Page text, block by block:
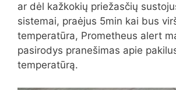
ar dėl kažkokių priežasčių
sistemai, praėjus 5min kai bus
temperatūra, Prometheus alert
pasirodys pranešimas apie
temperatūrą.